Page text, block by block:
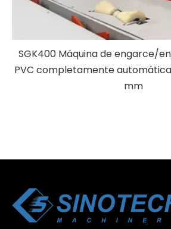
SGK400 Máquina de engarce/
PVC completamente
mm